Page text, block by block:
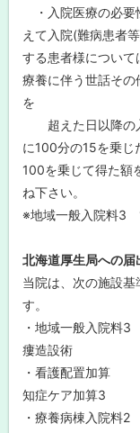
・入院医療の必要
えて入院(難病患者
する患者様につい
療養に伴う世話そ
を
超えた日以降の
に100分の15を乗じ
100を乗じて得た額
ね下さい。
※地域一般入院料3
北海道厚生局への届
当院は、次の施設
す。
・地域
瘻造設術
・看
知症ケア加算3
・療養